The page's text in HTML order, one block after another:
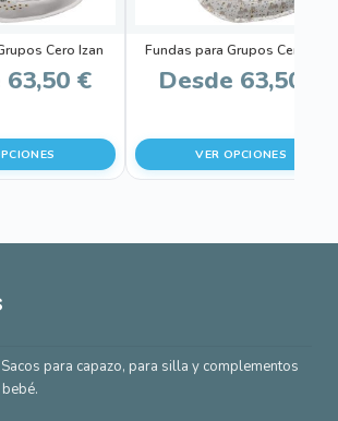
Cero Izan
63,50 €
Fundas para Grupos Cero Erick
Desde 63,50
VER OPCIONES
elegir
página
de
para capazo, para silla y complementos